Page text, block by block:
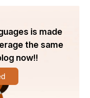
फ़ैसला लिया। 8 अगस्त
के चलते जगह जगह
के विरुद्ध काफी
is made
the same
now!!